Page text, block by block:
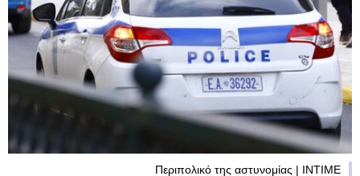
Περιπολικό της αστυνομίας | INTIME